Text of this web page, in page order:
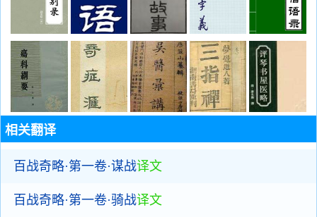
相关翻译
百战奇略·第一卷·谋战译文
百战奇略·第一卷·骑战译文